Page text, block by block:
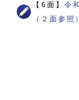
【6面】令
（２面参照